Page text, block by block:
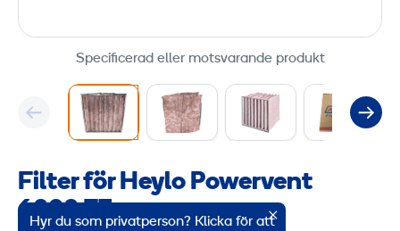
Specificerad eller motsvarande produkt
Filter för Heylo Powervent
6000 F7
Hyr du som privatperson? Klicka för att